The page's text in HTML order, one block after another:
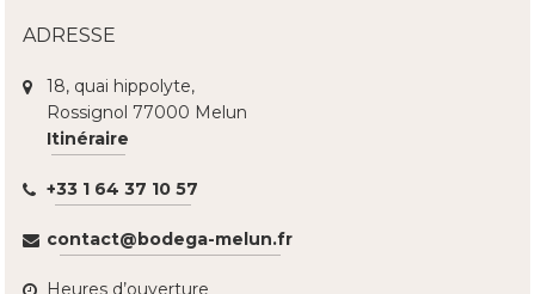
ADRESSE
18, quai hippolyte,
Rossignol 77000 Melun
Itinéraire
+33 1 64 37 10 57
contact@bodega-melun.fr
Heures d’ouverture